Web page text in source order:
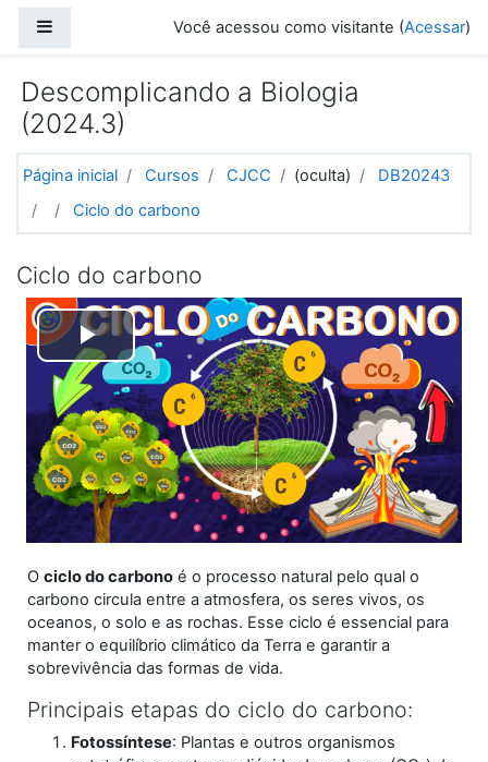
Você acessou como visitante (Acessar)
Descomplicando a Biologia
(2024.3)
Página inicial Cursos CJCC (oculta)
DB20243
Ciclo do carbono
Ciclo do carbono
Tocar
Vídeo
O ciclo do carbono é o processo natural pelo qual o
carbono circula entre a atmosfera, os seres vivos, os
oceanos, o solo e as rochas. Esse ciclo é essencial para
manter o equilíbrio climático da Terra e garantir a
sobrevivência das formas de vida.
Principais etapas do ciclo do carbono:
Fotossíntese: Plantas e outros organismos